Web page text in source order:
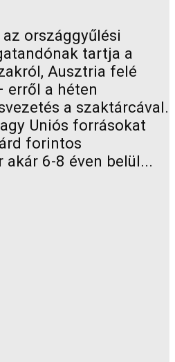
országgyűlési
tartja a
Ausztria felé
erről a héten
a szaktárcával.
Uniós forrásokat
forintos
akár 6-8 éven belül...